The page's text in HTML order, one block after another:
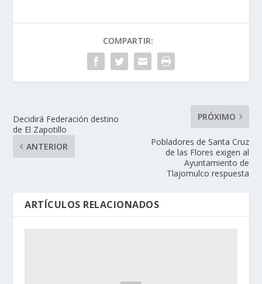
COMPARTIR:
Decidirá Federación destino
de El Zapotillo
ANTERIOR
PRÓXIMO
Pobladores de Santa Cruz
de las Flores exigen al
Ayuntamiento de
Tlajomulco respuesta
ARTÍCULOS RELACIONADOS